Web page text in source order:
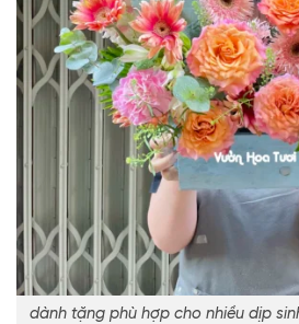
dành tặng phù hợp cho nhiều dịp